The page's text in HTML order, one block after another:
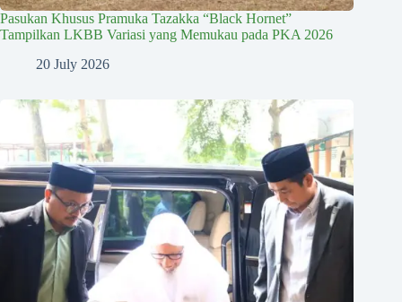
Pasukan Khusus Pramuka Tazakka “Black Hornet”
Tampilkan LKBB Variasi yang Memukau pada PKA 2026
20 July 2026